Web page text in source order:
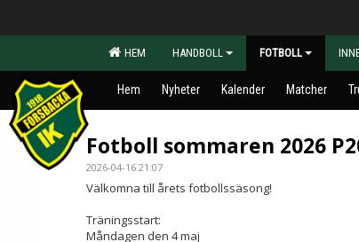
HEM HANDBOLL FOTBOLL
Hem Nyheter Kalender Matcher
Fotboll sommaren 2026
2026-04-16 21:07
Välkomna till årets fotbollssäsong!
Träningsstart:
Måndagen den 4 maj